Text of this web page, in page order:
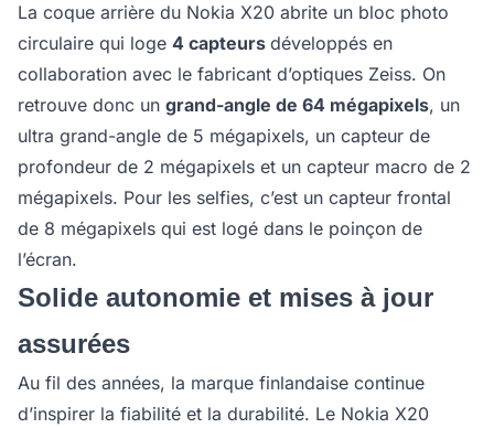
La coque arrière du Nokia X20 abrite un bloc photo
circulaire qui loge 4 capteurs développés en
collaboration avec le fabricant d’optiques Zeiss. On
retrouve donc un grand-angle de 64 mégapixels, un
ultra grand-angle de 5 mégapixels, un capteur de
profondeur de 2 mégapixels et un capteur macro de 2
mégapixels. Pour les selfies, c’est un capteur frontal
de 8 mégapixels qui est logé dans le poinçon de
l’écran.
Solide autonomie et mises à jour
assurées
Au fil des années, la marque finlandaise continue
d’inspirer la fiabilité et la durabilité. Le Nokia X20